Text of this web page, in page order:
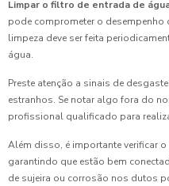
Limpar o filtro de entrada de
pode comprometer o desempenho
limpeza deve ser feita
água.
Preste atenção a sinais de
estranhos. Se notar algo fora do
profissional qualificado para
Além disso, é importante verificar
garantindo que estão bem
de sujeira ou corrosão nos dutos